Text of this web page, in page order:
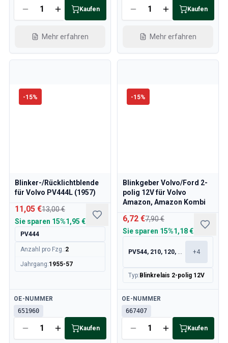
Kaufen
Mehr erfahren
Kaufen
Mehr erfahren
-15%
Blinker-/Rücklichtblende
für Volvo PV444L (1957)
11,05 €13,00 €
Sie sparen 15%1,95 €
PV444
Anzahl pro Fzg.:2
Jahrgang:1955-57
Verfügbar
OE-NUMMER
651960
Kaufen
-15%
Blinkgeber Volvo/Ford 2-
polig 12V für Volvo
Amazon, Amazon Kombi
6,72 €7,90 €
Sie sparen 15%1,18 €
PV544, 210, 120, 130 +4
Typ: Blinkrelais 2-polig 12V
Verfügbar
OE-NUMMER
667407
Kaufen